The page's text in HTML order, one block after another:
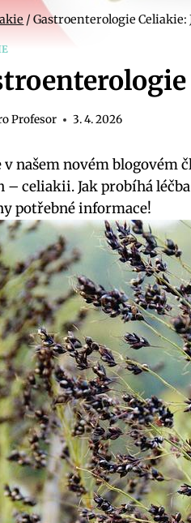
/ Gastroenterologie Celiakie:
Profesor 3. 4. 2026
našem novém blogovém
– celiakii. Jak probíhá
potřebné informace!